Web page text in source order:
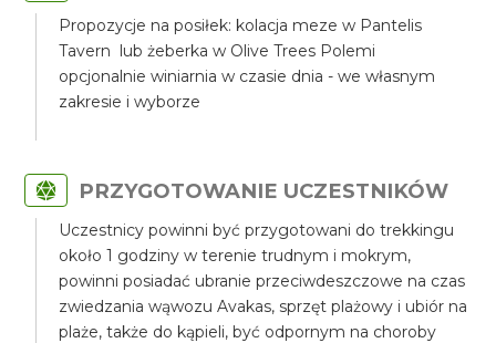
Propozycje na posiłek: kolacja meze w Pantelis
Tavern lub żeberka w Olive Trees Polemi
opcjonalnie winiarnia w czasie dnia - we własnym
zakresie i wyborze
PRZYGOTOWANIE UCZESTNIKÓW
Uczestnicy powinni być przygotowani do trekkingu
około 1 godziny w terenie trudnym i mokrym,
powinni posiadać ubranie przeciwdeszczowe na czas
zwiedzania wąwozu Avakas, sprzęt plażowy i ubiór na
plaże, także do kąpieli, być odpornym na choroby